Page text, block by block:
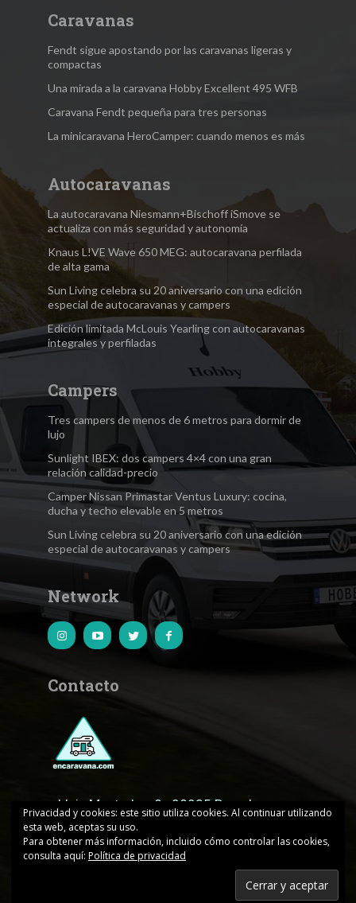
Caravanas
Fendt sigue apostando por las caravanas ligeras y
compactas
Una mirada a la caravana Hobby Excellent 495 WFB
Caravana Fendt pequeña para tres personas
La minicaravana HeroCamper: cuando menos es más
Autocaravanas
La autocaravana Niesmann+Bischoff iSmove se
actualiza con más seguridad y autonomía
Knaus L!VE Wave 650 MEG: autocaravana perfilada
de alta gama
Sun Living celebra su 20 aniversario con una edición
especial de autocaravanas y campers
Edición limitada McLouis Yearling con autocaravanas
integrales y perfiladas
Campers
Tres campers de menos de 6 metros para dormir de
lujo
Sunlight IBEX: dos campers 4×4 con una gran
relación calidad-precio
Camper Nissan Primastar Ventus Luxury: cocina,
ducha y techo elevable en 5 metros
Sun Living celebra su 20 aniversario con una edición
especial de autocaravanas y campers
Network
Contacto
c.Lluis Muntadas, 8 · 08035 Barcelona
encaravana@edicionesjd.com
Privacidad y cookies: este sitio utiliza cookies. Al continuar utilizando
esta web, aceptas su uso.
Para obtener más información, incluido cómo controlar las cookies,
consulta aquí: Política de privacidad